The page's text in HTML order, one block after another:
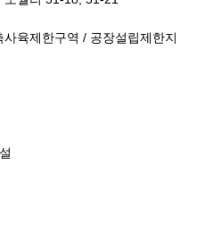
사육제한구역 / 공장설립제한지